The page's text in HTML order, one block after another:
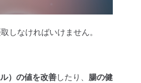
しなければいけません。
）の値を改善したり、 腸の健